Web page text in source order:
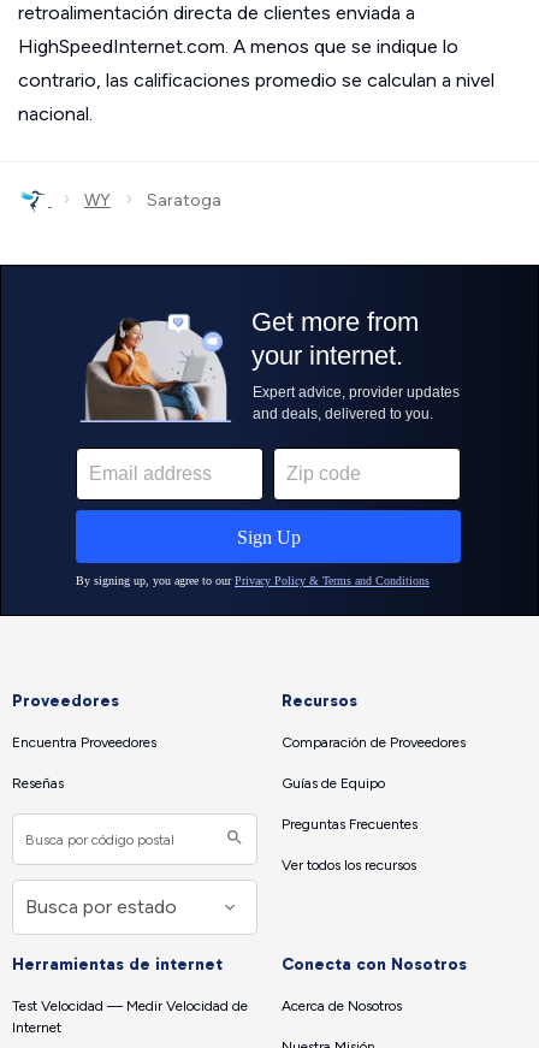
retroalimentación directa de clientes enviada a
HighSpeedInternet.com. A menos que se indique lo
contrario, las calificaciones promedio se calculan a nivel
nacional.
› WY › Saratoga
Proveedores
Encuentra Proveedores
Reseñas
Recursos
Comparación de Proveedores
Guías de Equipo
Preguntas Frecuentes
Ver todos los recursos
Herramientas de internet
Test Velocidad — Medir Velocidad de
Internet
Conecta con Nosotros
Acerca de Nosotros